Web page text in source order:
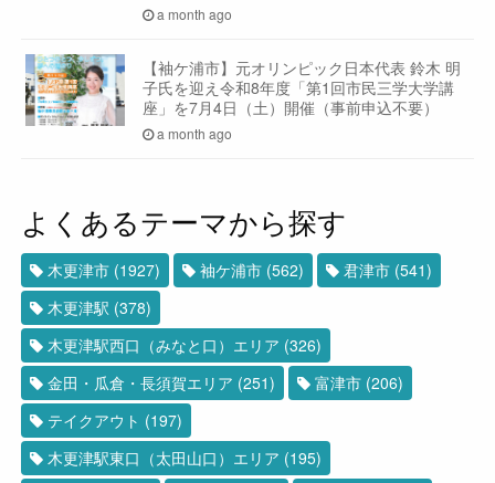
a month ago
【袖ケ浦市】元オリンピック日本代表 鈴木 明
子氏を迎え令和8年度「第1回市民三学大学講
座」を7月4日（土）開催（事前申込不要）
a month ago
よくあるテーマから探す
木更津市 (1927) 袖ケ浦市 (562) 君津市 (541)
木更津駅 (378)
木更津駅西口（みなと口）エリア (326)
金田・瓜倉・長須賀エリア (251) 富津市 (206)
テイクアウト (197)
木更津駅東口（太田山口）エリア (195)